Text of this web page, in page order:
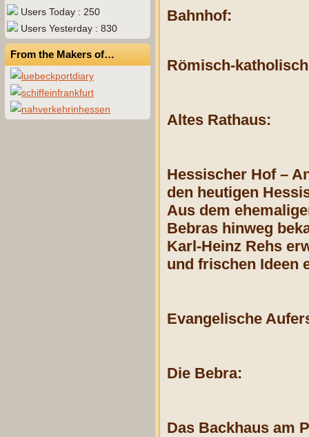
Users Today : 250
Users Yesterday : 830
From the Makers of…
Bahnhof:
Römisch-
Altes Rathaus:
Hessischer Hof –
den heutigen
Aus dem
Bebras hinweg
Karl-Heinz Rehs
und frischen Ideen
Evangelische
Die Bebra:
Das Backhaus am